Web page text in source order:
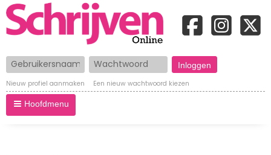
Gebruikersnaam Wachtwoord
Nieuw profiel aanmaken Een nieuw wachtwoord kiezen
Hoofdmenu